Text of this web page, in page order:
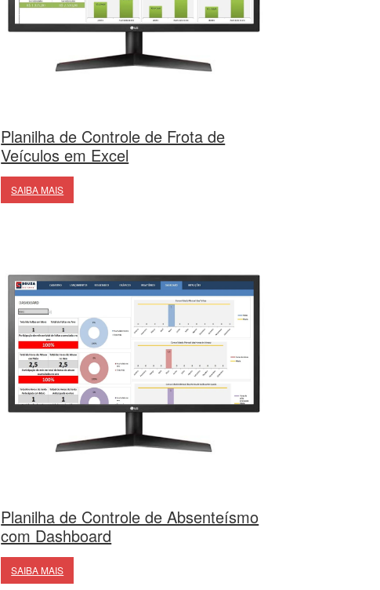
Planilha de Controle de Frota de
Veículos em Excel
SAIBA MAIS
Planilha de Controle de Absenteísmo
com Dashboard
SAIBA MAIS